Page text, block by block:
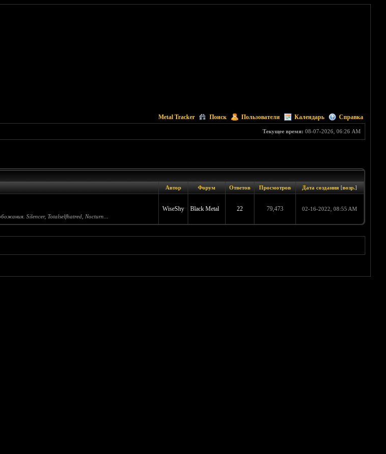
Metal Tracker Поиск Пользователи Календарь Справка
Текущее время: 08-07-2026, 06:26 AM
Автор Форум Ответов Просмотров Дата создания [возр.]
Silencer, Totalselfhatred, Nocturn...
WiseShy Black Metal 22 79,473 02-16-2022, 08:55 AM